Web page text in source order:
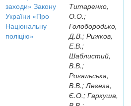
заходи» Закону
України «Про
Національну
поліцію»
Титаренко,
О.О.;
Голобородько,
Д.В.; Рижков,
Е.В.;
Шаблистий,
В.В.;
Рогальська,
В.В.; Легеза,
Є.О.; Гаркуша,